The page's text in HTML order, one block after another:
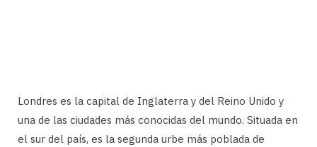
Londres es la capital de Inglaterra y del Reino Unido y
una de las ciudades más conocidas del mundo. Situada en
el sur del país, es la segunda urbe más poblada de